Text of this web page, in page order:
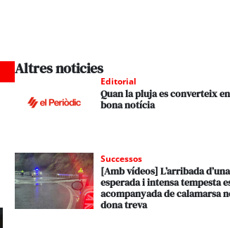
Altres noticies
Editorial
Quan la pluja es converteix
bona notícia
Successos
[Amb vídeos] L’arribada d’una
esperada i intensa tempesta
acompanyada de calamarsa
dona treva